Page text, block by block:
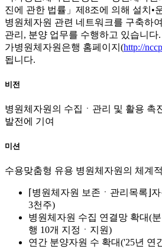
진에 관한 법률」제8조에 의해 설치•
병원체자원 관련 네트워크를 구축하
관리, 분양 업무를 수행하고 있습니다
가병원체자원은행 홈페이지(http://
됩니다.
비전
병원체자원의 수집ㆍ관리 및 활용 촉
발전에 기여
미션
수용맞춤형 유용 병원체자원의 체계
⌈병원체자원 보존ㆍ관리목록⌋
3천주)
병원체자원 수집 연결망 확대(
행 10개 지정ㆍ지원)
연간 분양자원 수 확대('25년 연